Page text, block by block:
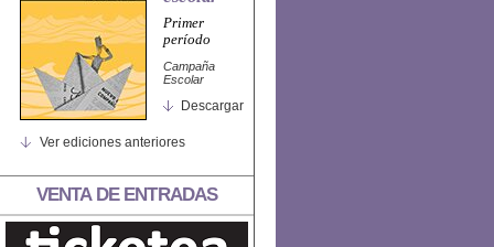
Primer
período
Campaña
Escolar
Descargar
Ver ediciones anteriores
VENTA DE ENTRADAS